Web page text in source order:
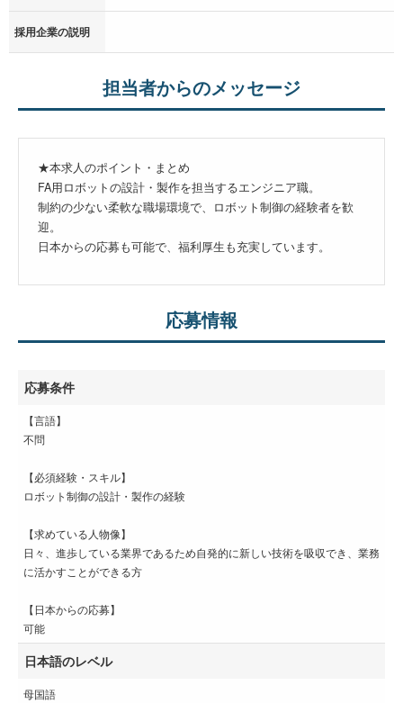
採用企業の説明
担当者からのメッセージ
★本求人のポイント・まとめ
FA用ロボットの設計・製作を担当するエンジニア職。
制約の少ない柔軟な職場環境で、ロボット制御の経験者を歓
迎。
日本からの応募も可能で、福利厚生も充実しています。
応募情報
応募条件
【言語】
不問
【必須経験・スキル】
ロボット制御の設計・製作の経験
【求めている人物像】
日々、進歩している業界であるため自発的に新しい技術を吸収でき、業務
に活かすことができる方
【日本からの応募】
可能
日本語のレベル
母国語